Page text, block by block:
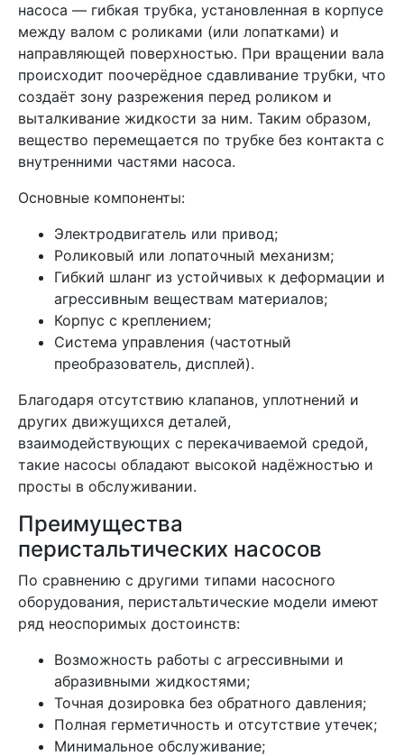
насоса — гибкая трубка, установленная в корпусе
между валом с роликами (или лопатками) и
направляющей поверхностью. При вращении вала
происходит поочерёдное сдавливание трубки, что
создаёт зону разрежения перед роликом и
выталкивание жидкости за ним. Таким образом,
вещество перемещается по трубке без контакта с
внутренними частями насоса.
Основные компоненты:
Электродвигатель или привод;
Роликовый или лопаточный механизм;
Гибкий шланг из устойчивых к деформации и
агрессивным веществам материалов;
Корпус с креплением;
Система управления (частотный
преобразователь, дисплей).
Благодаря отсутствию клапанов, уплотнений и
других движущихся деталей,
взаимодействующих с перекачиваемой средой,
такие насосы обладают высокой надёжностью и
просты в обслуживании.
Преимущества
перистальтических насосов
По сравнению с другими типами насосного
оборудования, перистальтические модели имеют
ряд неоспоримых достоинств:
Возможность работы с агрессивными и
абразивными жидкостями;
Точная дозировка без обратного давления;
Полная герметичность и отсутствие утечек;
Минимальное обслуживание;